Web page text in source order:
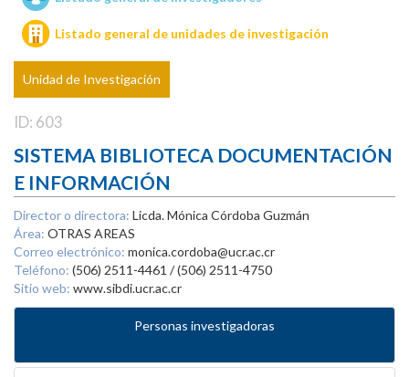
Listado general de unidades de investigación
Unidad de Investigación
ID: 603
SISTEMA BIBLIOTECA DOCUMENTACIÓN
E INFORMACIÓN
Director o directora: Licda. Mónica Córdoba Guzmán
Área: OTRAS AREAS
Correo electrónico: monica.cordoba@ucr.ac.cr
Teléfono: (506) 2511-4461 / (506) 2511-4750
Sitio web: www.sibdi.ucr.ac.cr
Personas investigadoras